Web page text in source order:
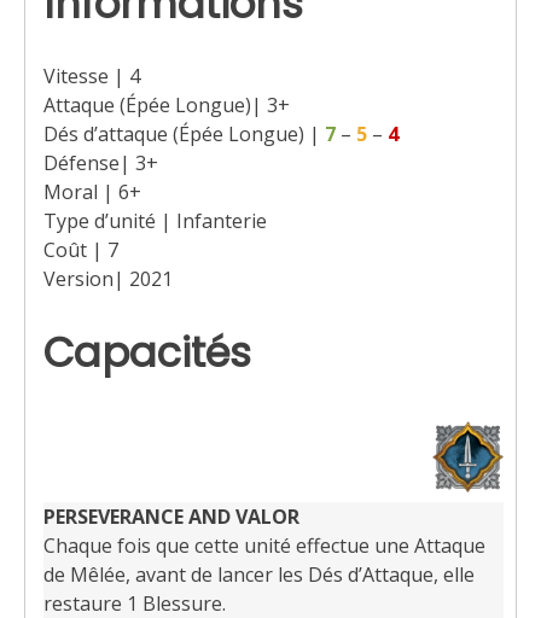
Vitesse | 4
Attaque (Épée Longue)| 3+
Dés d’attaque (Épée Longue) | 7 – 5 – 4
Défense| 3+
Moral | 6+
Type d’unité | Infanterie
Coût | 7
Version| 2021
Capacités
PERSEVERANCE AND VALOR
Chaque fois que cette unité effectue une Attaque
de Mêlée, avant de lancer les Dés d’Attaque, elle
restaure 1 Blessure.